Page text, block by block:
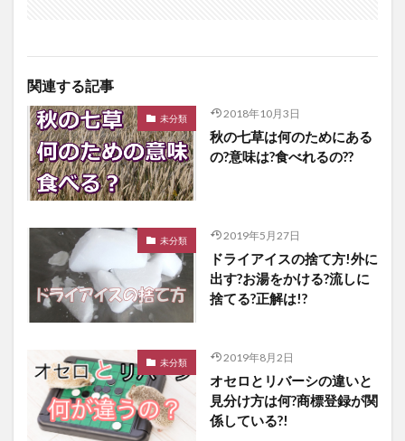
関連する記事
未分類 2018年10月3日
秋の七草は何のためにある
の?意味は?食べれるの??
未分類 2019年5月27日
ドライアイスの捨て方!外に
出す?お湯をかける?流しに
捨てる?正解は!?
未分類 2019年8月2日
オセロとリバーシの違いと
見分け方は何?商標登録が関
係している?!